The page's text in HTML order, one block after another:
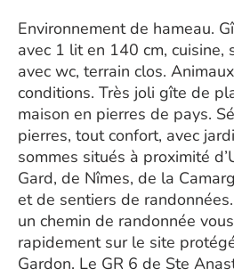
Environnement de hameau.
avec 1 lit en 140 cm, cuisine,
avec wc, terrain clos.
conditions. Très joli gîte de
maison en pierres de pays.
pierres, tout confort, avec
sommes situés à proximité
Gard, de Nîmes, de la
et de sentiers de
un chemin de randonnée
rapidement sur le site
Gardon. Le GR 6 de Ste